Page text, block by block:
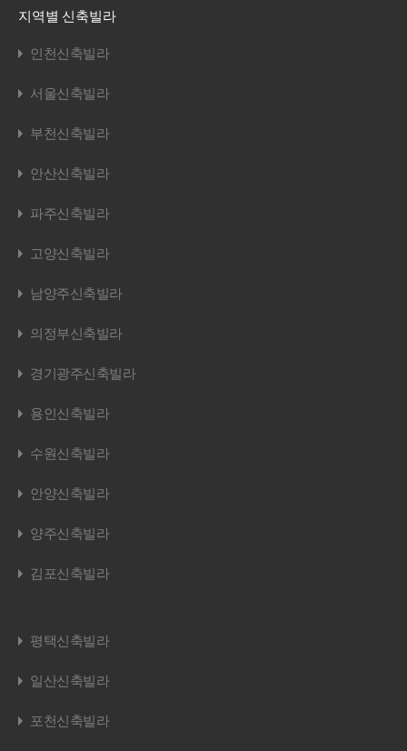
지역별 신축빌라
인천신축빌라
서울신축빌라
부천신축빌라
안산신축빌라
파주신축빌라
고양신축빌라
남양주신축빌라
의정부신축빌라
경기광주신축빌라
용인신축빌라
수원신축빌라
안양신축빌라
양주신축빌라
김포신축빌라
평택신축빌라
일산신축빌라
포천신축빌라